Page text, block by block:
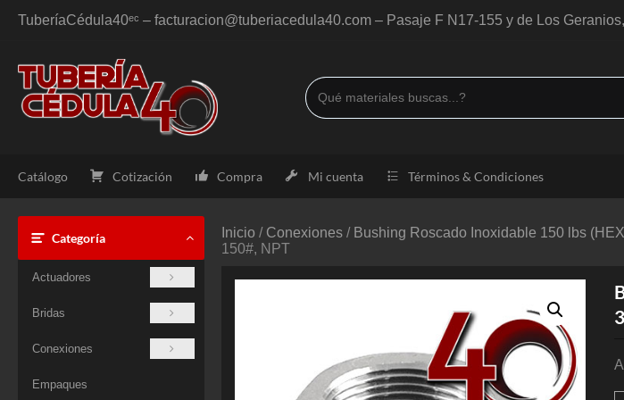
TuberíaCédula40ᵉᶜ – facturacion@tuberiacedula40.com – Pasaje F N17-155 y de Los
Catálogo Cotización Compra Mi cuenta Términos & Condiciones
Categoría
Actuadores
Bridas
Conexiones
Empaques
Inicio / Conexiones / Bushing Roscado Inoxidable 150 lbs
150#, NPT